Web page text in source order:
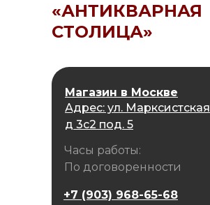
«АНТИКВАРНАЯ
СТОЛИЦА»
Магазин в Москве
Адрес: ул. Марксистская
д 3с2 под. 5
Часы работы:
По договоренности
+7 (903) 968-65-68